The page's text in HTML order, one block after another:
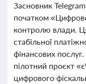
Засновник
початком
контролю влади.
стабільної
фінансових
пілотний проєкт
цифрового